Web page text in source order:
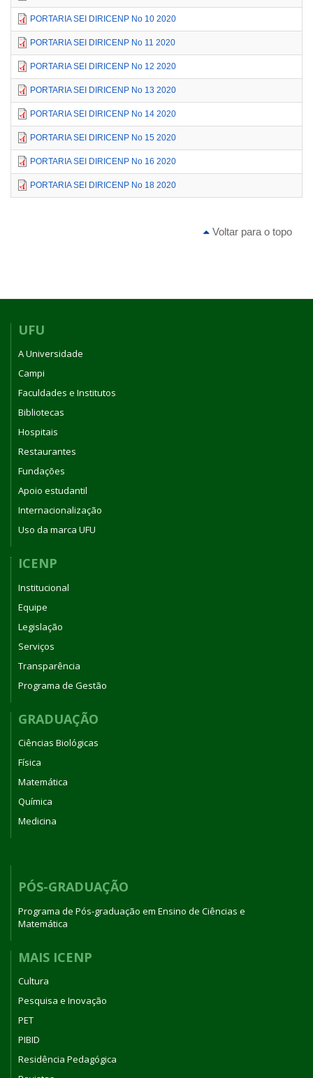
PORTARIA SEI DIRICENP No 10 2020
PORTARIA SEI DIRICENP No 11 2020
PORTARIA SEI DIRICENP No 12 2020
PORTARIA SEI DIRICENP No 13 2020
PORTARIA SEI DIRICENP No 14 2020
PORTARIA SEI DIRICENP No 15 2020
PORTARIA SEI DIRICENP No 16 2020
PORTARIA SEI DIRICENP No 18 2020
Voltar para o topo
UFU
A Universidade
Campi
Faculdades e Institutos
Bibliotecas
Hospitais
Restaurantes
Fundações
Apoio estudantil
Internacionalização
Uso da marca UFU
ICENP
Institucional
Equipe
Legislação
Serviços
Transparência
Programa de Gestão
GRADUAÇÃO
Ciências Biológicas
Física
Matemática
Química
Medicina
PÓS-GRADUAÇÃO
Programa de Pós-graduação em Ensino de Ciências e
Matemática
MAIS ICENP
Cultura
Pesquisa e Inovação
PET
PIBID
Residência Pedagógica